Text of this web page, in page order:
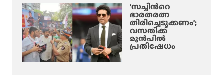
റി
പ്പ്
;
ജോ
ലി
‘സച്ചിന്‍റെ
ഭാരതരത്ന
തിരിച്ചെടുക്കണം’;
വസതിക്ക്
മുൻപിൽ
പ്രതിഷേധം